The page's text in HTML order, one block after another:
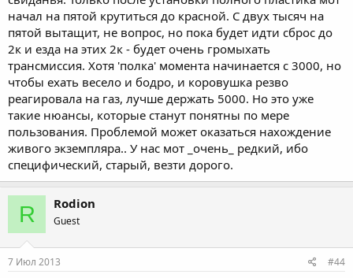
начал на пятой крутиться до красной. С двух тысяч на
пятой вытащит, не вопрос, но пока будет идти сброс до
2к и езда на этих 2к - будет очень громыхать
трансмиссия. Хотя 'полка' момента начинается с 3000, но
чтобы ехать весело и бодро, и коровушка резво
реагировала на газ, лучше держать 5000. Но это уже
такие нюансы, которые станут понятны по мере
пользования. Проблемой может оказаться нахождение
живого экземпляра.. У нас мот _очень_ редкий, ибо
специфический, старый, везти дорого.
R Rodion
Guest
7 Июл 2013 #44